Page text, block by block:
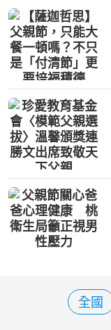
全國